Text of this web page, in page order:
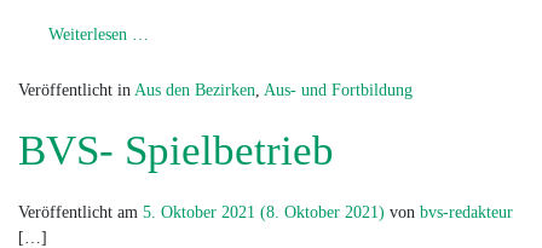
Weiterlesen …
Veröffentlicht in Aus den Bezirken, Aus- und Fortbildung
BVS- Spielbetrieb
Veröffentlicht am 5. Oktober 2021 (8. Oktober 2021) von bvs-redakteur
[…]